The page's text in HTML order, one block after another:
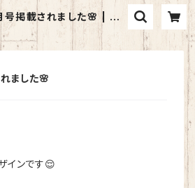
掲載されました🌸 | BA
SE nello
ました🌸
インです😌